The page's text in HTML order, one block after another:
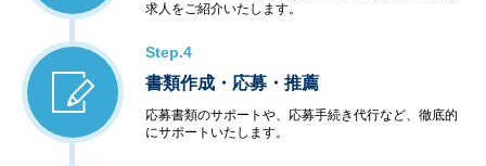
求人をご紹介いたします。
Step.4
書類作成・応募・推薦
応募書類のサポートや、応募手続き代行など、徹底的
にサポートいたします。